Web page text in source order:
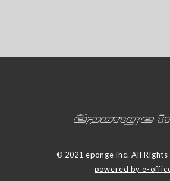
© 2021 eponge inc. All Rights
powered by e-